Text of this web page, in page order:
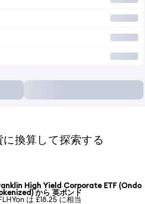
算して探索する
High Yield Corporate ETF (Ondo
から 英ポンド
は £18.25 に相当